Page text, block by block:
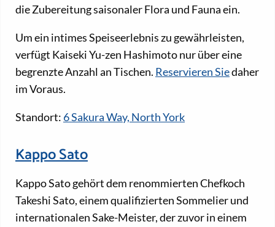
die Zubereitung saisonaler Flora und Fauna ein.
Um ein intimes Speiseerlebnis zu gewährleisten,
verfügt Kaiseki Yu-zen Hashimoto nur über eine
begrenzte Anzahl an Tischen. Reservieren Siedaher
im Voraus.
Standort: 6 Sakura Way, North York
Kappo Sato
Kappo Sato gehört dem renommierten Chefkoch
Takeshi Sato, einem qualifizierten Sommelier und
internationalen Sake-Meister, der zuvor in einem